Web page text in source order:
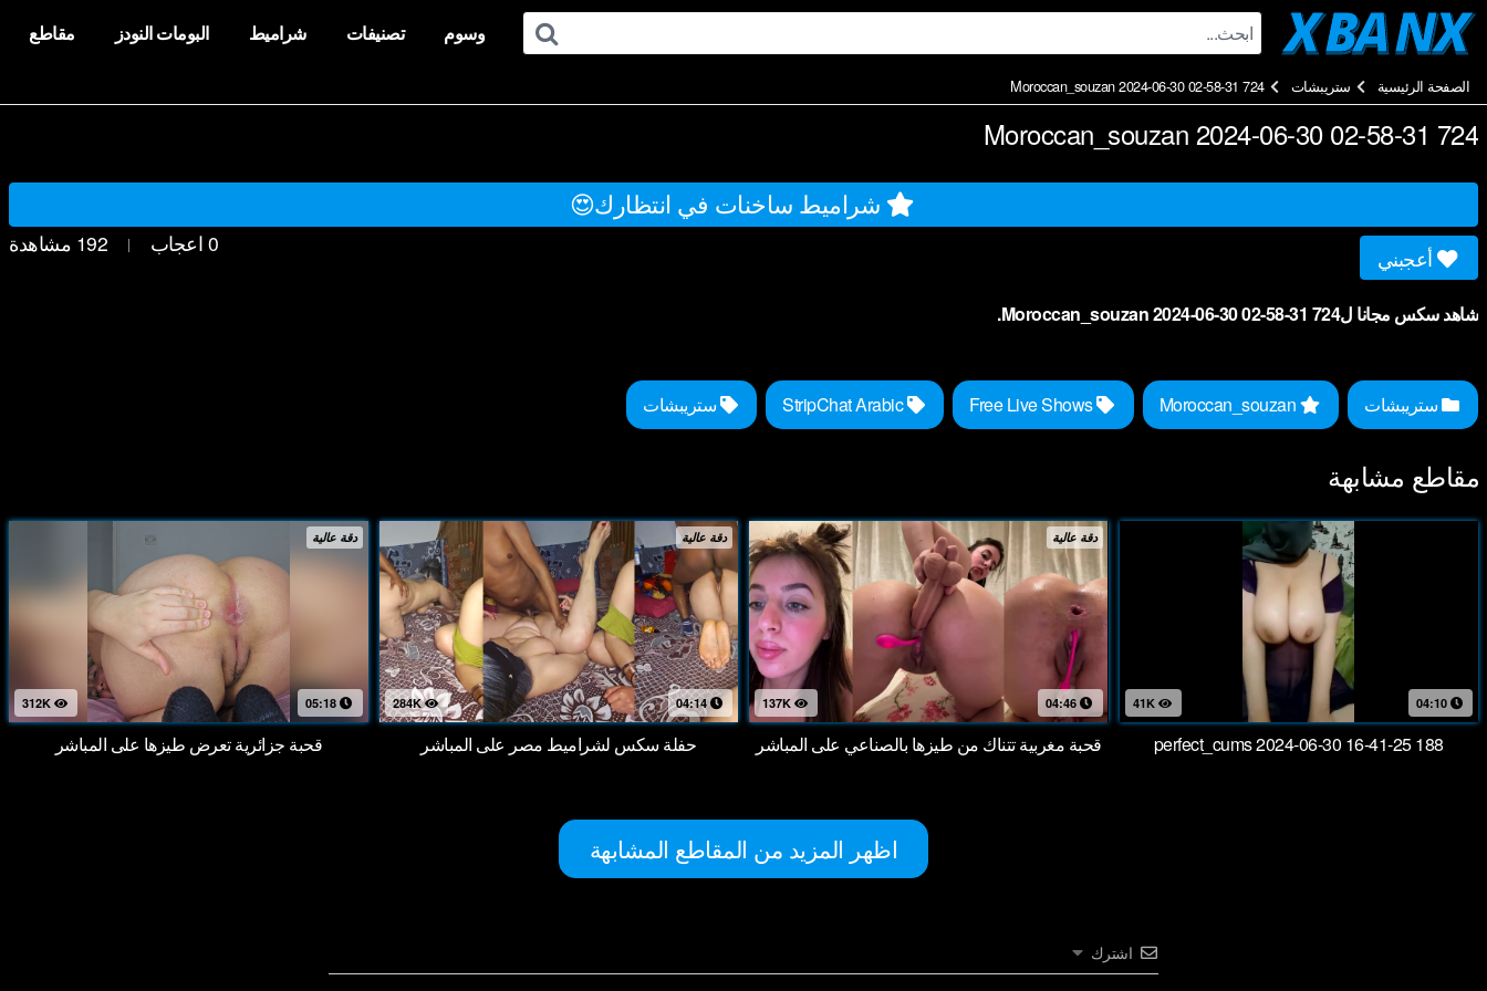
Skip
مقاطع البومات النودز شراميط تصنيفات وسوم
الصفحة الرئيسية ستريبشات Moroccan_souzan 2024-06-30 02-58-31 724
Moroccan_souzan 2024-06-30 02-58-31 724
شراميط ساخنات في انتظارك😍
192 مشاهدة | 0 اعجاب
أعجبني
شاهد سكس مجانا لMoroccan_souzan 2024-06-30 02-58-31 724.
ستريبشات Free Live Shows
StripChat Arabic ستريبشات
مقاطع مشابهة
دقة عالية
05:18
قحبة جزائرية تعرض طيزها على المباشر
دقة عالية
284K 04:14
حفلة سكس لشراميط مصر على المباشر
دقة عالية
04:46
قحبة مغربية تتناك من طيزها بالصناعي على المباشر
41K 04:10
perfect_cums 2024-06-30 16-41-25 188
اظهر المزيد من المقاطع المشابهة
اشترك